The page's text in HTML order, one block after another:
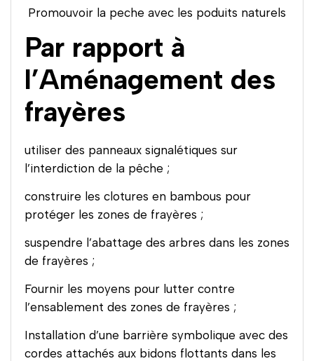
Promouvoir la peche avec les poduits naturels
Par rapport à
l’Aménagement des
frayères
utiliser des panneaux signalétiques sur
l’interdiction de la pêche ;
construire les clotures en bambous pour
protéger les zones de frayères ;
suspendre l’abattage des arbres dans les zones
de frayères ;
Fournir les moyens pour lutter contre
l’ensablement des zones de frayères ;
Installation d’une barrière symbolique avec des
cordes attachés aux bidons flottants dans les